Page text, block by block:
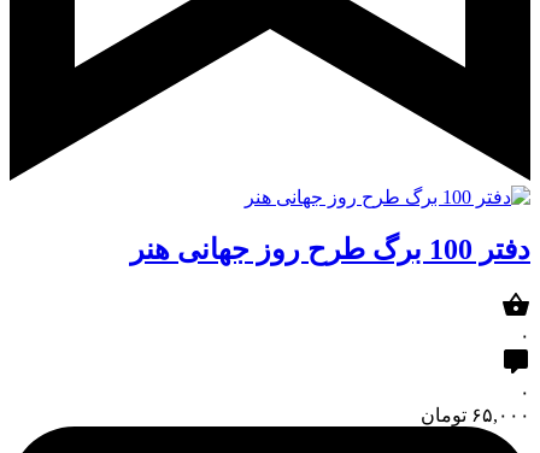
دفتر 100 برگ طرح روز جهانی هنر
۰
۰
۶۵,۰۰۰ تومان